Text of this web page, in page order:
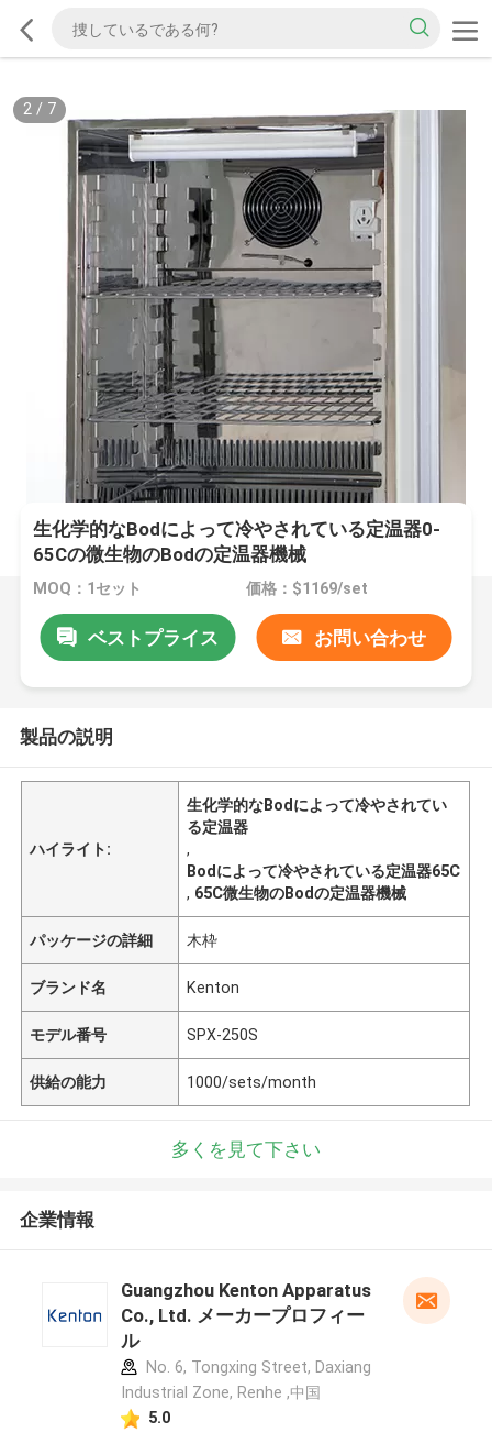
2/ 7
生化学的なBodによって冷やされている定温器0-
65Cの微生物のBodの定温器機械
MOQ：1セット 価格：$1169/set
ベストプライス お問い合わせ
製品の説明
ハイライト:
生化学的なBodによって冷やされてい
る定温器
,
Bodによって冷やされている定温器65C
, 65C微生物のBodの定温器機械
パッケージの詳細 木枠
ブランド名 Kenton
モデル番号 SPX-250S
供給の能力 1000/sets/month
多くを見て下さい
企業情報
Guangzhou Kenton Apparatus
Co., Ltd. メーカープロフィー
ル
No. 6, Tongxing Street, Daxiang
Industrial Zone, Renhe ,中国
5.0